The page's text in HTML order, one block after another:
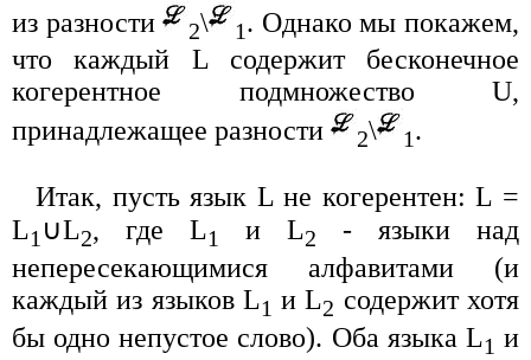
из разности
2\ 1. Однако мы покажем,
что каждый L содержит бесконечное
когерентное подмножество U,
принадлежащее разности
2\ 1.
Итак, пусть язык L не когерентен: L =
L1 ∪L2, где L1 и L2
- языки над
непересекающимися алфавитами (и
каждый из языков L1 и L2 содержит хотя
бы одно непустое слово). Оба языка L1 и